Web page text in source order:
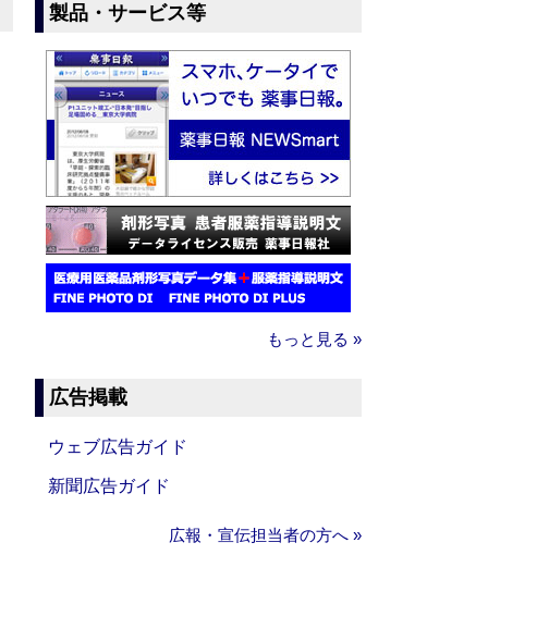
製品・サービス等
もっと見る »
広告掲載
ウェブ広告ガイド
新聞広告ガイド
広報・宣伝担当者の方へ »